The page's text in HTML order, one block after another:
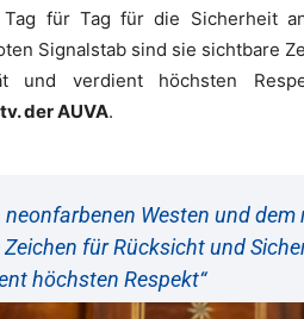
Tag für Tag für die Sicherheit
Signalstab sind sie sichtbare
und verdient höchsten
der AUVA.
neonfarbenen Westen und
für Rücksicht und
höchsten Respekt“